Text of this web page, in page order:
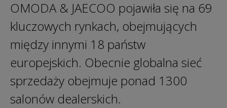
OMODA & JAECOO pojawiła się na 69
kluczowych rynkach, obejmujących
między innymi 18 państw
europejskich. Obecnie globalna sieć
sprzedaży obejmuje ponad 1300
salonów dealerskich.